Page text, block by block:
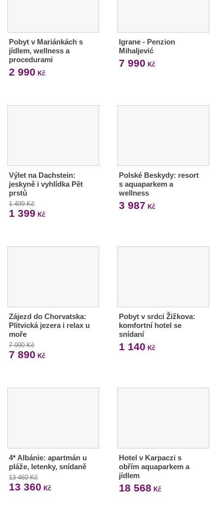
Pobyt v Mariánkách s
jídlem, wellness a
procedurami
2 990 Kč
Igrane - Penzion
Mihaljević
7 990 Kč
Výlet na Dachstein:
jeskyně i vyhlídka Pět
prstů
1 499 Kč
1 399 Kč
Polské Beskydy: resort
s aquaparkem a
wellness
3 987 Kč
Zájezd do Chorvatska:
Plitvická jezera i relax u
moře
7 990 Kč
7 890 Kč
Pobyt v srdci Žižkova:
komfortní hotel se
snídaní
1 140 Kč
4* Albánie: apartmán u
pláže, letenky, snídaně
13 460 Kč
13 360 Kč
Hotel v Karpaczi s
obřím aquaparkem a
jídlem
18 568 Kč